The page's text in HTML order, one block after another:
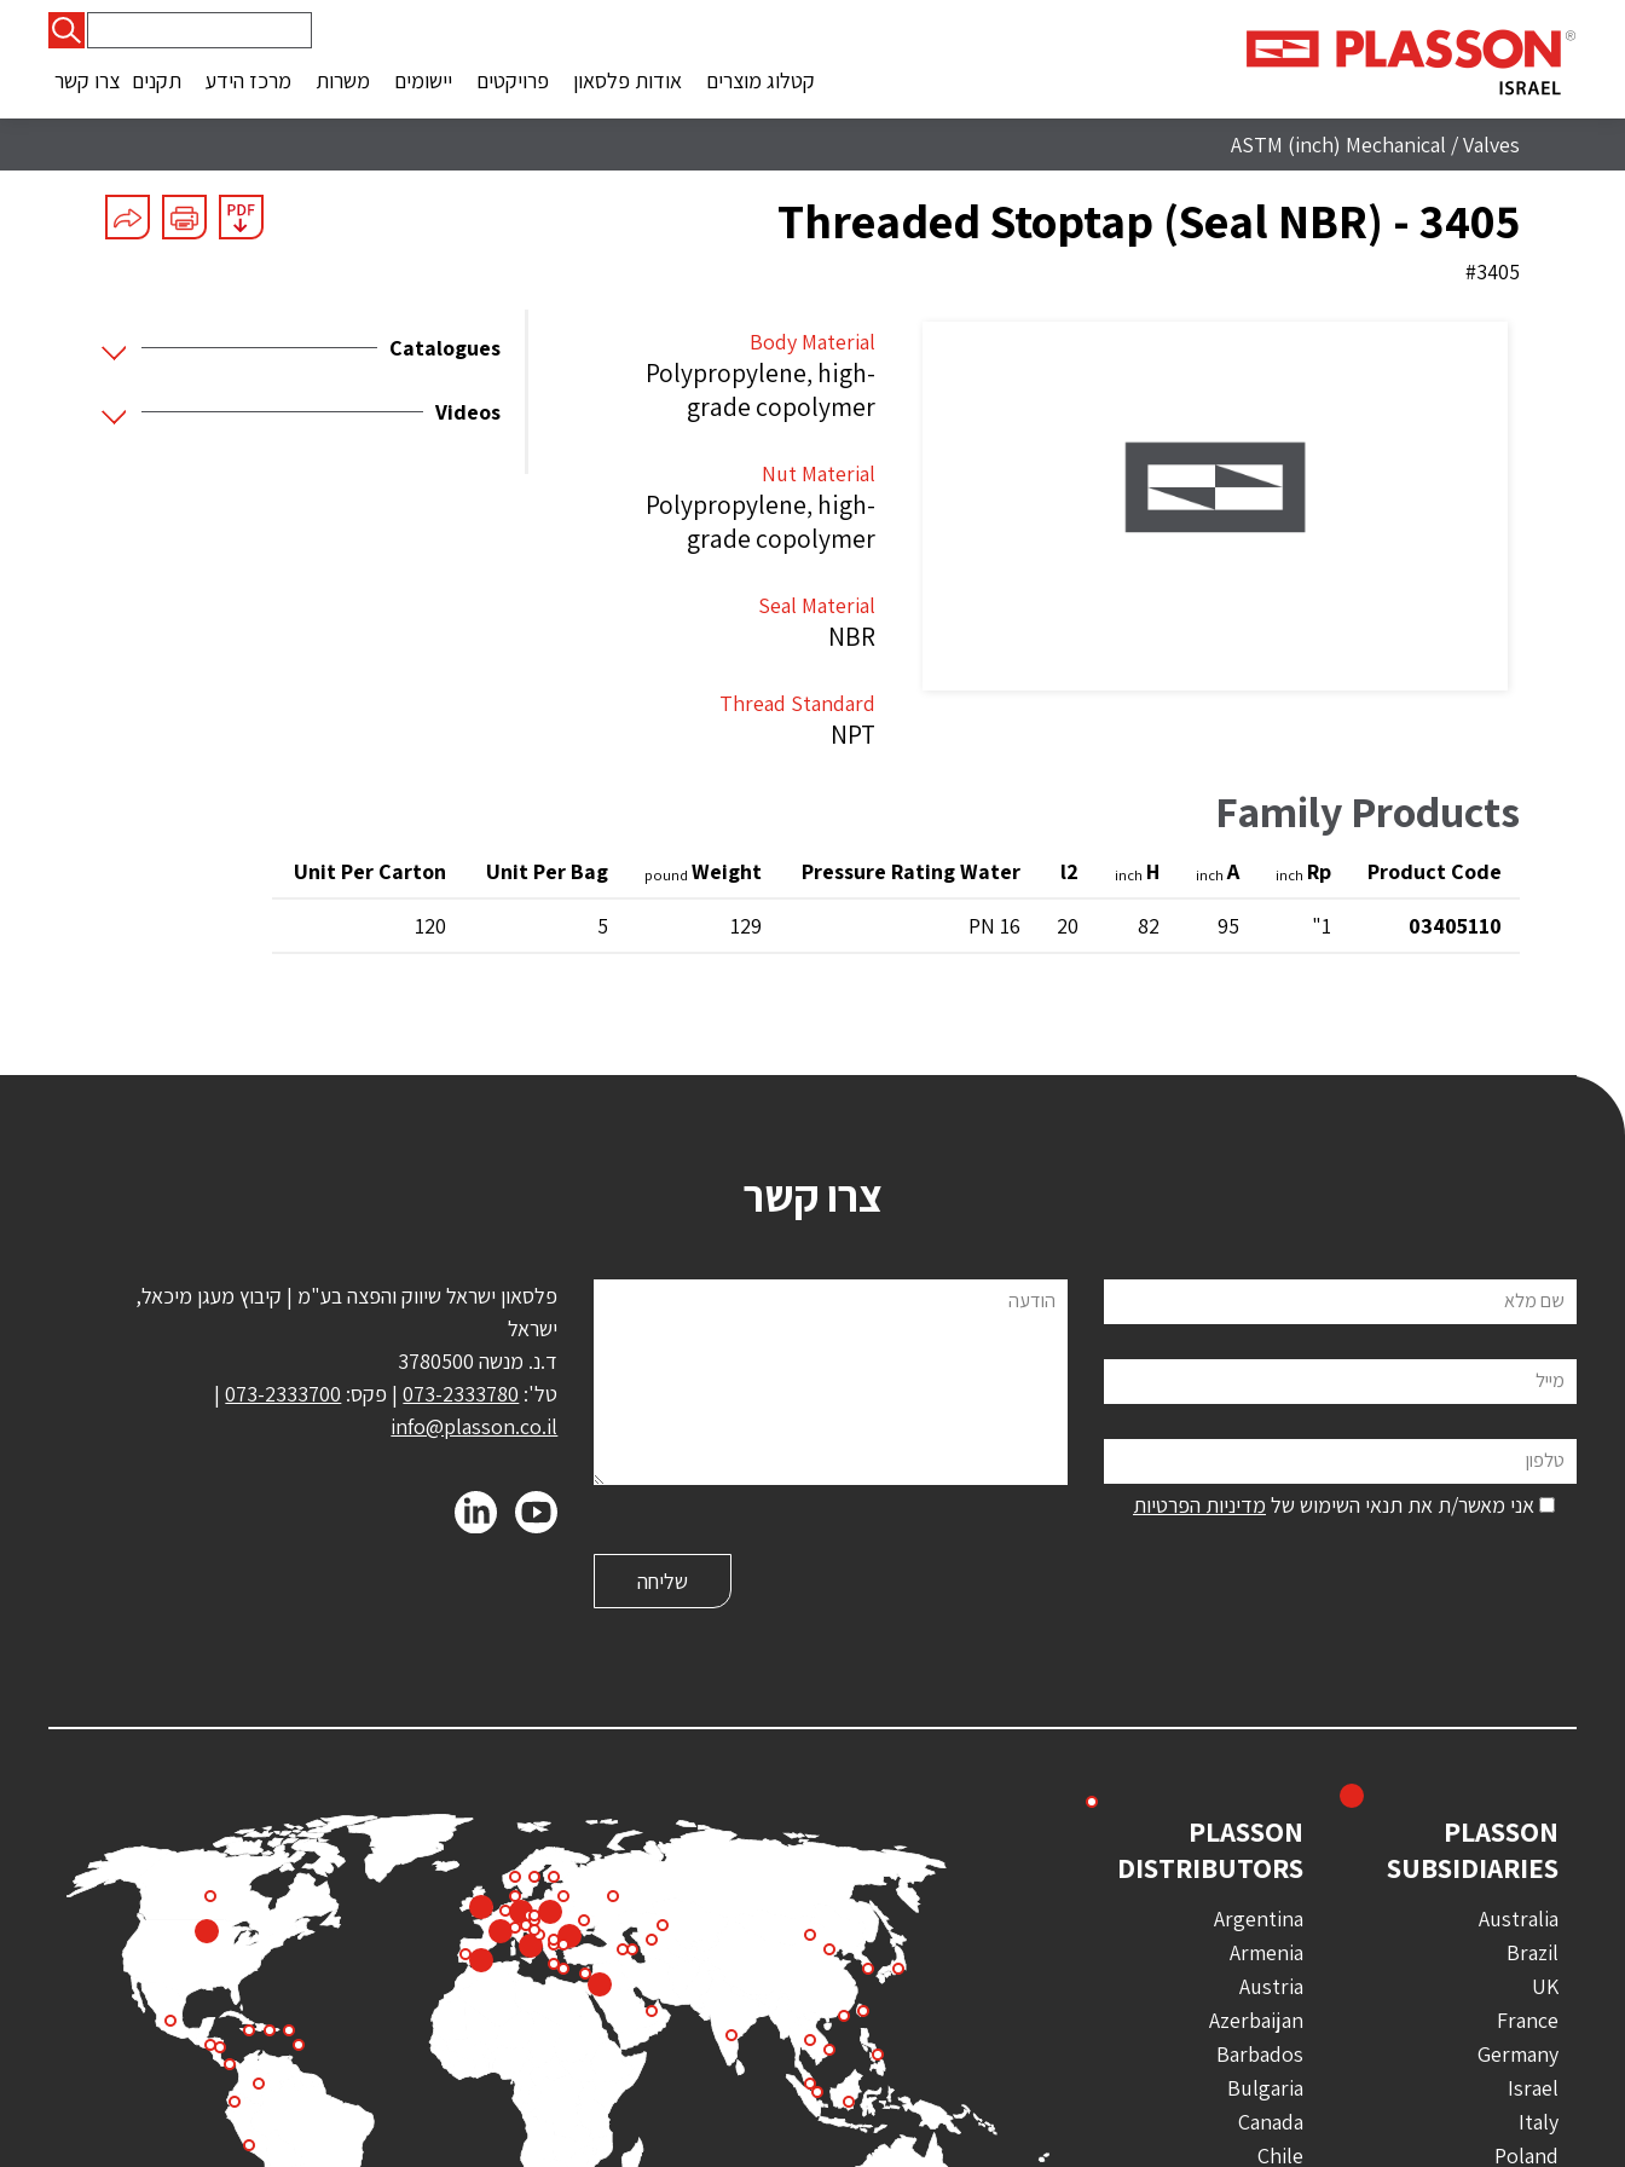
קטלוג מוצרים
אודות פלסאון פרויקטים יישומים משרות מרכז הידע תקנים צרו קשר
ASTM (inch) Mechanical /Valves
Threaded Stoptap (Seal NBR) - 3405
#3405
Body Material
Polypropylene, high-
grade copolymer
Nut Material
Polypropylene, high-
grade copolymer
Seal Material
NBR
Thread Standard
NPT
Catalogues
Videos
Family Products
Product Code
Rp
inch
A
inch
H
inch
l2
Pressure Rating Water
Weight
pound
Unit Per Bag
Unit Per Carton
03405110
1"
95
82
20
PN 16
129
5
120
צרו קשר
שם מלא
מייל
טלפון
הודעה
אני מאשר/ת את תנאי השימוש של מדיניות הפרטיות
פלסאון ישראל שיווק והפצה בע"מ | קיבוץ מעגן מיכאל,
ישראל
ד.נ. מנשה 3780500
טל': 073-2333780| פקס: 073-2333700
|
info@plasson.co.il
PLASSON
SUBSIDIARIES
Australia
Brazil
UK
France
Germany
Israel
Italy
Poland
PLASSON
DISTRIBUTORS
Argentina
Armenia
Austria
Azerbaijan
Barbados
Bulgaria
Canada
Chile